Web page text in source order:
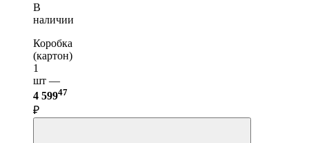
В
наличии
Коробка
(картон)
1
шт —
4 59947
₽